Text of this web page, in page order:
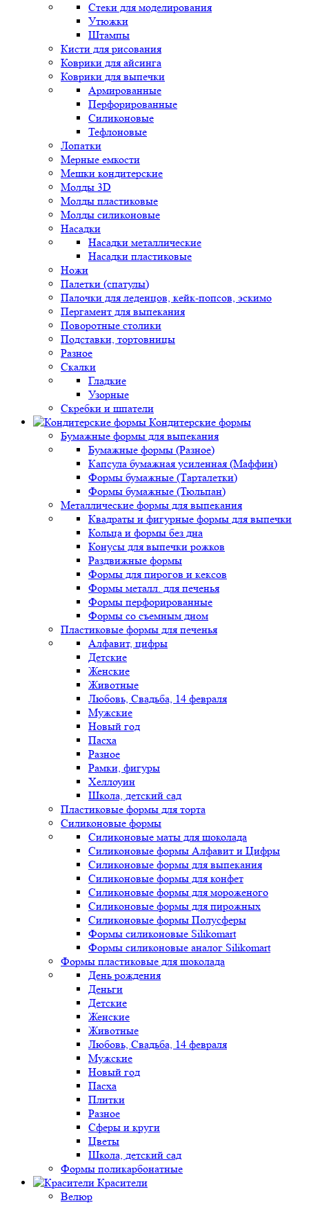
Стеки для моделирования
Утюжки
Штампы
Кисти для рисования
Коврики для айсинга
Коврики для выпечки
Армированные
Перфорированные
Силиконовые
Тефлоновые
Лопатки
Мерные емкости
Мешки кондитерские
Молды 3D
Молды пластиковые
Молды силиконовые
Насадки
Насадки металлические
Насадки пластиковые
Ножи
Палетки (спатулы)
Палочки для леденцов, кейк-попсов, эскимо
Пергамент для выпекания
Поворотные столики
Подставки, тортовницы
Разное
Скалки
Гладкие
Узорные
Скребки и шпатели
Кондитерские формы
Бумажные формы для выпекания
Бумажные формы (Разное)
Капсула бумажная усиленная (Маффин)
Формы бумажные (Тарталетки)
Формы бумажные (Тюльпан)
Металлические формы для выпекания
Квадраты и фигурные формы для выпечки
Кольца и формы без дна
Конусы для выпечки рожков
Раздвижные формы
Формы для пирогов и кексов
Формы металл. для печенья
Формы перфорированные
Формы со съемным дном
Пластиковые формы для печенья
Алфавит, цифры
Детские
Женские
Животные
Любовь, Свадьба, 14 февраля
Мужские
Новый год
Пасха
Разное
Рамки, фигуры
Хеллоуин
Школа, детский сад
Пластиковые формы для торта
Силиконовые формы
Силиконовые маты для шоколада
Силиконовые формы Алфавит и Цифры
Силиконовые формы для выпекания
Силиконовые формы для конфет
Силиконовые формы для мороженого
Силиконовые формы для пирожных
Силиконовые формы Полусферы
Формы силиконовые Silikomart
Формы силиконовые аналог Silikomart
Формы пластиковые для шоколада
День рождения
Деньги
Детские
Женские
Животные
Любовь, Свадьба, 14 февраля
Мужские
Новый год
Пасха
Плитки
Разное
Сферы и круги
Цветы
Школа, детский сад
Формы поликарбонатные
Красители
Велюр